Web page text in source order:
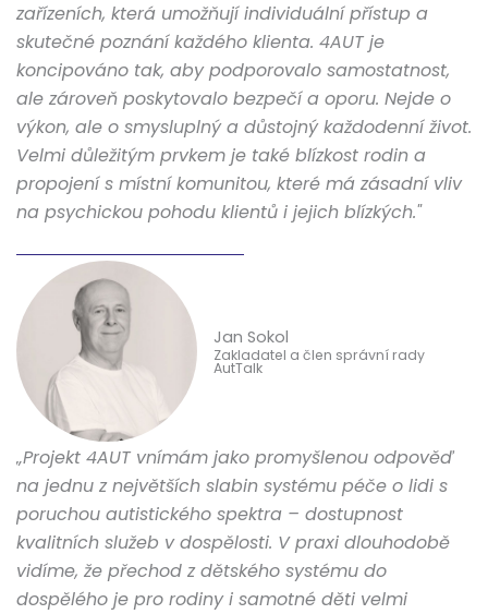
zařízeních, která umožňují individuální přístup a
skutečné poznání každého klienta. 4AUT je
koncipováno tak, aby podporovalo samostatnost,
ale zároveň poskytovalo bezpečí a oporu. Nejde o
výkon, ale o smysluplný a důstojný každodenní život.
Velmi důležitým prvkem je také blízkost rodin a
propojení s místní komunitou, které má zásadní vliv
na psychickou pohodu klientů i jejich blízkých."
Jan Sokol
Zakladatel a člen správní rady
AutTalk
„Projekt 4AUT vnímám jako promyšlenou odpověď
na jednu z největších slabin systému péče o lidi s
poruchou autistického spektra – dostupnost
kvalitních služeb v dospělosti. V praxi dlouhodobě
vidíme, že přechod z dětského systému do
dospělého je pro rodiny i samotné děti velmi